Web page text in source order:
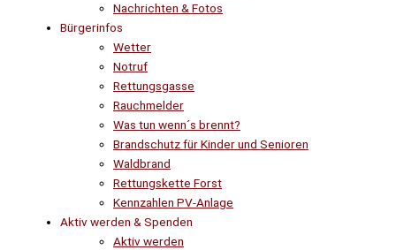
Nachrichten & Fotos
Bürgerinfos
Wetter
Notruf
Rettungsgasse
Rauchmelder
Was tun wenn´s brennt?
Brandschutz für Kinder und Senioren
Waldbrand
Rettungskette Forst
Kennzahlen PV-Anlage
Aktiv werden & Spenden
Aktiv werden